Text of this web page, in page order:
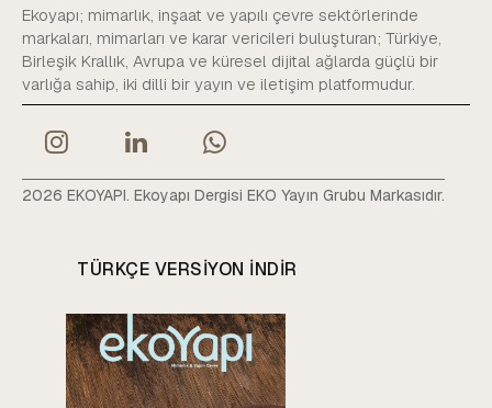
Ekoyapı; mimarlık, inşaat ve yapılı çevre sektörlerinde
markaları, mimarları ve karar vericileri buluşturan; Türkiye,
Birleşik Krallık, Avrupa ve küresel dijital ağlarda güçlü bir
varlığa sahip, iki dilli bir yayın ve iletişim platformudur.
2026 EKOYAPI. Ekoyapı Dergisi EKO Yayın Grubu Markasıdır.
TÜRKÇE VERSIYON INDIR